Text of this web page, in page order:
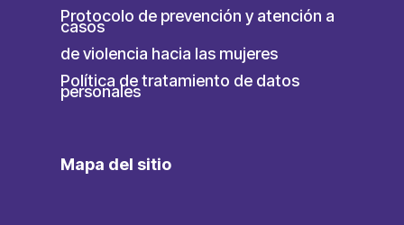
Protocolo de prevención y atención a
casos
de violencia hacia las mujeres
Política de tratamiento de datos
personales
Mapa del sitio